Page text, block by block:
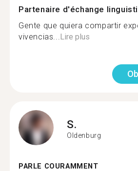
Partenaire d'échange
Gente que quiera compartir
vivencias...Lire plus
S.
Oldenburg
PARLE COURAMMENT